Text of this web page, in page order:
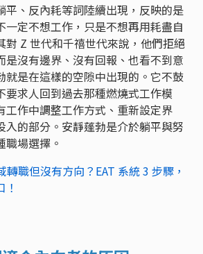
平、反內耗等詞陸續出現，反映的是
一定不想工作，只是不想再用耗盡自
對 Z 世代和千禧世代來說，他們拒絕
是沒有邊界、沒有回報、也看不到意
就是在這樣的空隙中出現的。它不鼓
要求人回到過去那種燃燒式工作模
工作中調整工作方式、重新設定界
入的部分。安靜蓬勃是介於躺平與努
職場選擇。
轉職但沒有方向？EAT 系統 3 步驟，